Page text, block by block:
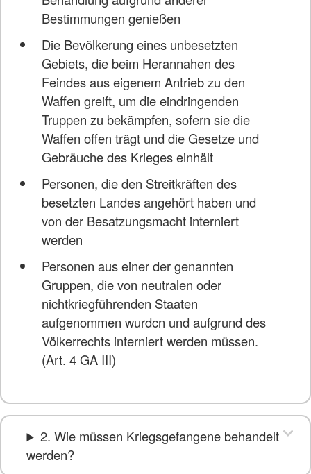
Bestimmungen genießen
Die Bevölkerung eines unbesetzten
Gebiets, die beim Herannahen des
Feindes aus eigenem Antrieb zu den
Waffen greift, um die eindringenden
Truppen zu bekämpfen, sofern sie die
Waffen offen trägt und die Gesetze und
Gebräuche des Krieges einhält
Personen, die den Streitkräften des
besetzten Landes angehört haben und
von der Besatzungsmacht interniert
werden
Personen aus einer der genannten
Gruppen, die von neutralen oder
nichtkriegführenden Staaten
aufgenommen wurdcn und aufgrund des
Völkerrechts interniert werden müssen.
(Art. 4 GA III)
2. Wie müssen Kriegsgefangene behandelt
werden?